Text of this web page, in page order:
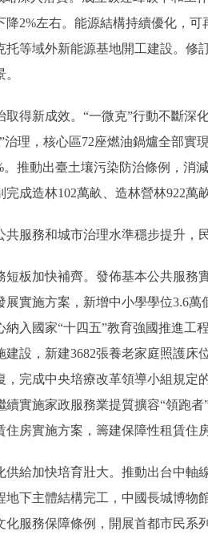
降2%左右。能源結構持續優化，
托等域外新能源基地開工建設。修
新成效。“一微克”行動不斷深化
治理，核心區72座燃油鍋爐全部實
。推動出臺土壤污染防治條例，消
完成造林102萬畝、造林營林922
服務和城市治理水準穩步提升，
加快補齊。發佈基本公共服務實
展實施方案，新增中小學學位3.6
納入國家“十四五”教育強國推進工
建設，新建3682張養老家庭照護
，完成中央培療改革領導小組規定
續實施家政服務業提質擴容“領跑
住房實施方案，籌建保障性租賃住
加快培育壯大。推動出台中軸線
地下主體結構完工，中國長城博物
化服務保障條例，開展首都市民系